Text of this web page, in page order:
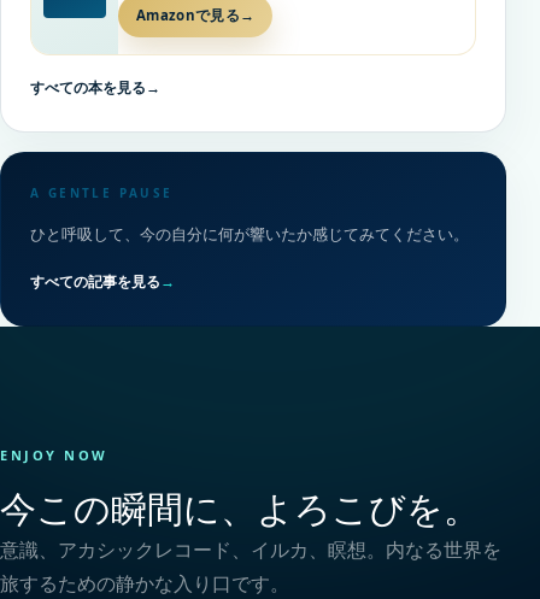
Amazonで見る →
すべての本を見る→
A GENTLE PAUSE
ひと呼吸して、今の自分に何が響いたか感じてみてください。
すべての記事を見る→
ENJOY NOW
今この瞬間に、よろこびを。
意識、アカシックレコード、イルカ、瞑想。内なる世界を
旅するための静かな入り口です。